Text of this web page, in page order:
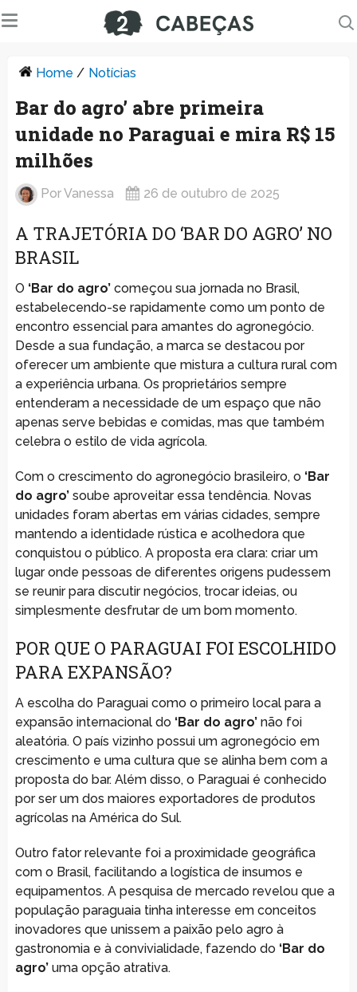
Home / Notícias
Bar do agro’ abre primeira
unidade no Paraguai e mira R$ 15
milhões
PorVanessa 26 de outubro de 2025
A TRAJETÓRIA DO ‘BAR DO AGRO’ NO
BRASIL
O ‘Bar do agro’começou sua jornada no Brasil,
estabelecendo-se rapidamente como um ponto de
encontro essencial para amantes do agronegócio.
Desde a sua fundação, a marca se destacou por
oferecer um ambiente que mistura a cultura rural com
a experiência urbana. Os proprietários sempre
entenderam a necessidade de um espaço que não
apenas serve bebidas e comidas, mas que também
celebra o estilo de vida agrícola.
Com o crescimento do agronegócio brasileiro, o ‘Bar
do agro’soube aproveitar essa tendência. Novas
unidades foram abertas em várias cidades, sempre
mantendo a identidade rústica e acolhedora que
conquistou o público. A proposta era clara: criar um
lugar onde pessoas de diferentes origens pudessem
se reunir para discutir negócios, trocar ideias, ou
simplesmente desfrutar de um bom momento.
POR QUE O PARAGUAI FOI ESCOLHIDO
PARA EXPANSÃO?
A escolha do Paraguai como o primeiro local para a
expansão internacional do ‘Bar do agro’não foi
aleatória. O país vizinho possui um agronegócio em
crescimento e uma cultura que se alinha bem com a
proposta do bar. Além disso, o Paraguai é conhecido
por ser um dos maiores exportadores de produtos
agrícolas na América do Sul.
Outro fator relevante foi a proximidade geográfica
com o Brasil, facilitando a logística de insumos e
equipamentos. A pesquisa de mercado revelou que a
população paraguaia tinha interesse em conceitos
inovadores que unissem a paixão pelo agro à
gastronomia e à convivialidade, fazendo do ‘Bar do
agro’uma opção atrativa.